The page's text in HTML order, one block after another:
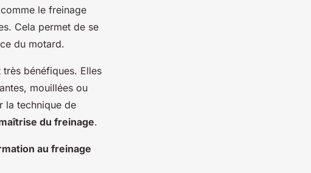
le freinage
Cela permet de se
du motard.
très bénéfiques. Elles
mouillées ou
la technique de
du freinage.
au freinage